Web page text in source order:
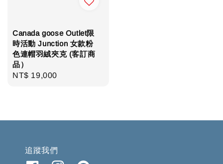
Canada goose Outlet限
時活動 Junction 女款粉
色連帽羽絨夾克 (客訂商
品）
Regular
NT$ 19,000
追蹤我們